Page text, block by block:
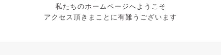
私たちのホームページへようこそ
アクセス頂きまことに有難うございます